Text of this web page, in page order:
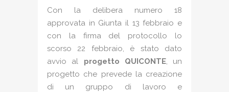
Con la delibera numero 18
approvata in Giunta il 13 febbraio e
con la firma del protocollo lo
scorso 22 febbraio, è stato dato
avvio al progetto QUICONTE, un
progetto che prevede la creazione
di un gruppo di lavoro e